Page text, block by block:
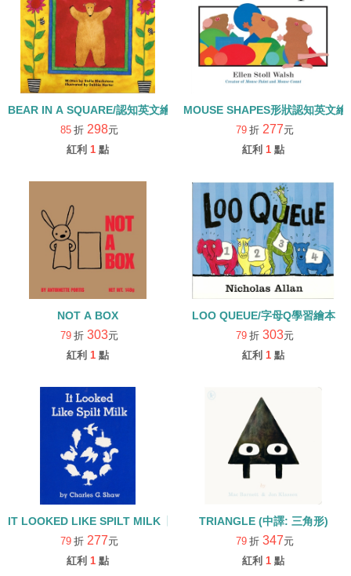
BEAR IN A SQUARE/認知英文繪本/形狀．觀察
85 折 298元
紅利 1 點
MOUSE SHAPES形狀認知英文繪
79 折 277元
紅利 1 點
NOT A BOX
79 折 303元
紅利 1 點
LOO QUEUE/字母Q學習繪本
79 折 303元
紅利 1 點
IT LOOKED LIKE SPILT MILK【李貞慧文法力】
79 折 277元
紅利 1 點
TRIANGLE (中譯: 三角形)
79 折 347元
紅利 1 點